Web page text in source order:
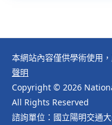
本網站內容僅供學術使用
聲明
Copyright © 2026
All Rights Reserved
諮詢單位：國立陽明交通